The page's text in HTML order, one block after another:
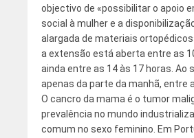
objectivo de «possibilitar o apoio
social à mulher e a
alargada de materiais
a extensão está aberta entre as
ainda entre as 14 às 17 horas. Ao
apenas da parte da manhã, entre
O cancro da mama é o tumor
prevalência no mundo
comum no sexo feminino. Em